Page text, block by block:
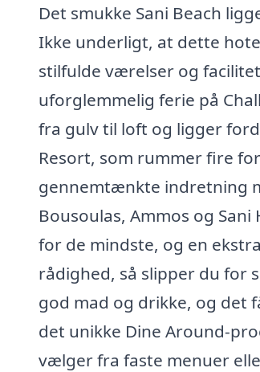
Det smukke Sani Beach
Ikke underligt, at dette
stilfulde værelser og
uforglemmelig ferie på
fra gulv til loft og ligger
Resort, som rummer fire
gennemtænkte indretning
Bousoulas, Ammos og
for de mindste, og en
rådighed, så slipper du for
god mad og drikke, og det
det unikke Dine Around-
vælger fra faste menuer